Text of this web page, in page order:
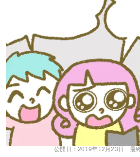
公開日：2019年12月23日 最